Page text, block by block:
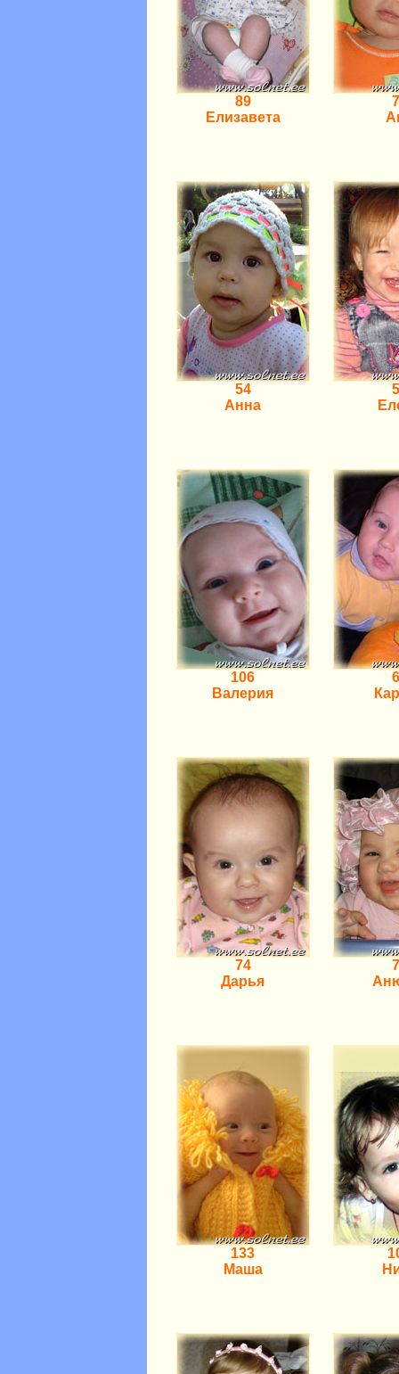
89
Елизавета
54
Анна
106
Валерия
74
Дарья
133
Маша